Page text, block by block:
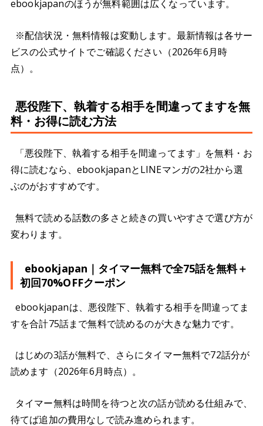
ebookjapanのほうが無料範囲は広くなっています。
※配信状況・無料情報は変動します。最新情報は各サー
ビスの公式サイトでご確認ください（2026年6月時
点）。
悪役陛下、執着する相手を間違ってますを無
料・お得に読む方法
「悪役陛下、執着する相手を間違ってます」を無料・お
得に読むなら、ebookjapanとLINEマンガの2社から選
ぶのがおすすめです。
無料で読める話数の多さと続きの買いやすさで選び方が
変わります。
ebookjapan｜タイマー無料で全75話を無料＋
初回70%OFFクーポン
ebookjapanは、悪役陛下、執着する相手を間違ってま
すを合計75話まで無料で読めるのが大きな魅力です。
はじめの3話が無料で、さらにタイマー無料で72話分が
読めます（2026年6月時点）。
タイマー無料は時間を待つと次の話が読める仕組みで、
待てば追加の費用なしで読み進められます。